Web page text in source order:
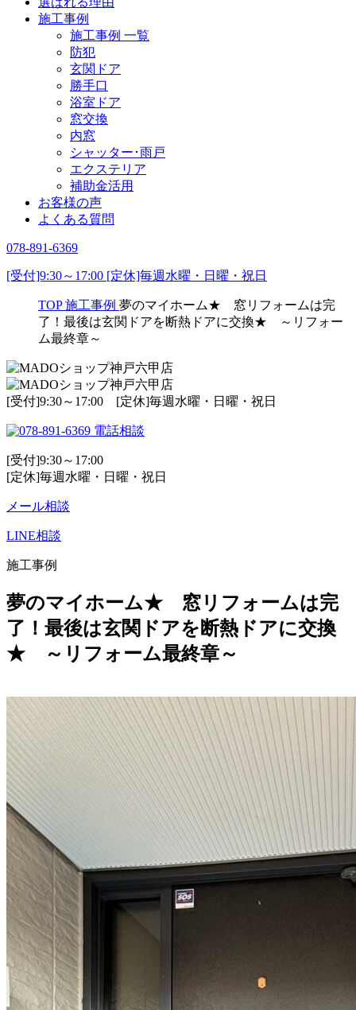
施工事例
施工事例 一覧
防犯
玄関ドア
勝手口
浴室ドア
窓交換
内窓
シャッター･雨戸
エクステリア
補助金活用
お客様の声
よくある質問
078-891-6369
[受付]9:30～17:00 [定休]毎週水曜・日曜・祝日
TOP 施工事例 夢のマイホーム★ 窓リフォームは完
了！最後は玄関ドアを断熱ドアに交換★ ～リフォー
ム最終章～
[受付]9:30～17:00 [定休]毎週水曜・日曜・祝日
電話相談
[受付]9:30～17:00
[定休]毎週水曜・日曜・祝日
メール相談
LINE相談
施工事例
夢のマイホーム★ 窓リフォームは完
了！最後は玄関ドアを断熱ドアに交換
★ ～リフォーム最終章～